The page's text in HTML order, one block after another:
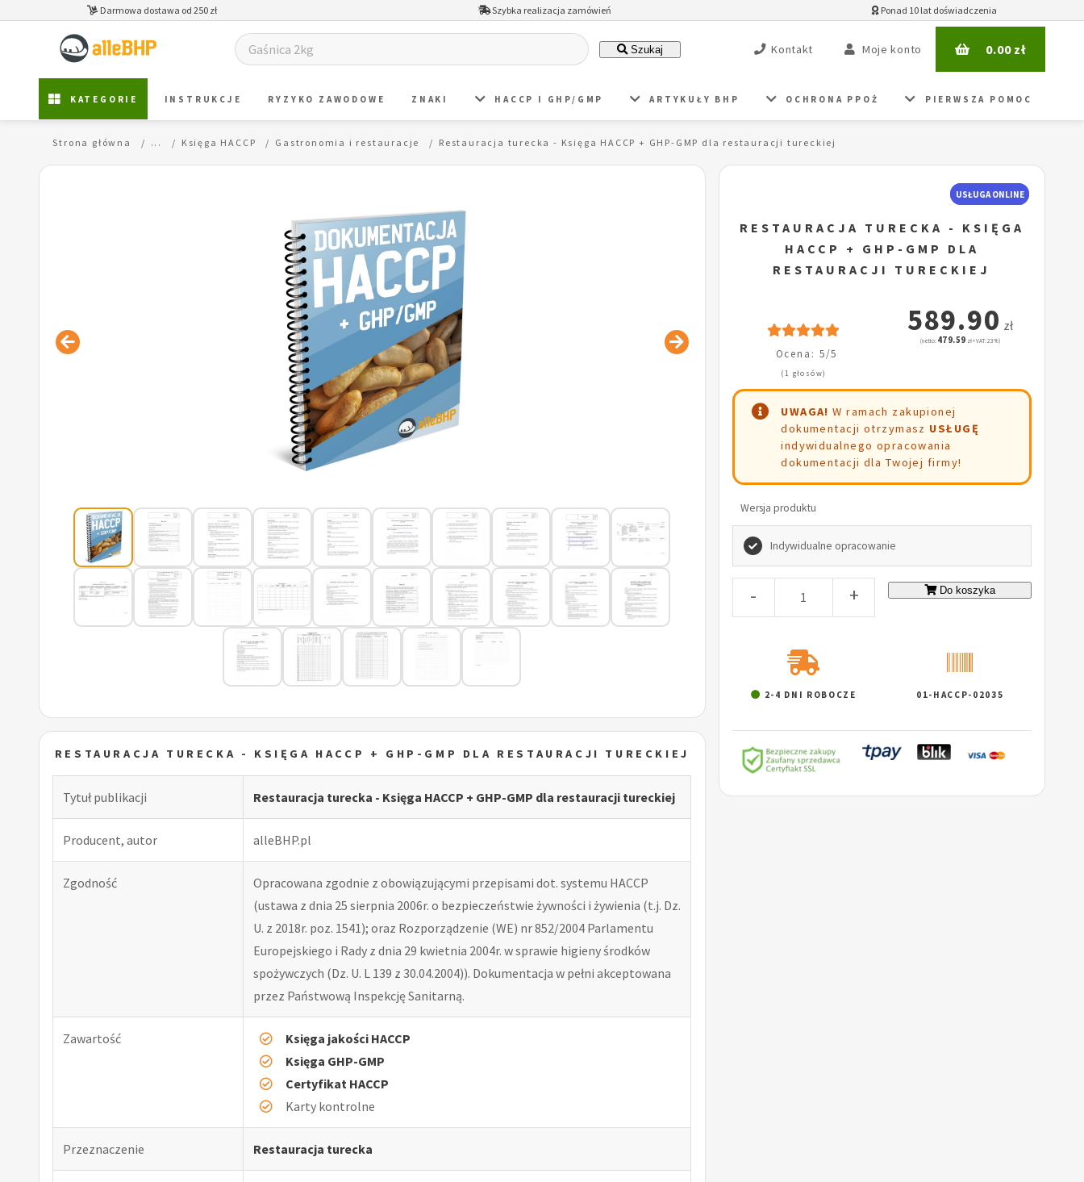
Darmowa dostawa od 250 zł Szybka realizacja zamówień Ponad 10 lat doświadczenia
Szukaj Kontakt Moje konto 0.00zł
KATEGORIE INSTRUKCJE RYZYKO ZAWODOWE ZNAKI HACCP I GHP/GMP ARTYKUŁY BHP OCHRONA PPOŻ PIERWSZA POMOC
Strona główna ... Księga HACCP Gastronomia i restauracje Restauracja turecka - Księga HACCP + GHP-GMP dla restauracji tureckiej
RESTAURACJA TURECKA - KSIĘGA HACCP + GHP-GMP DLA RESTAURACJI TURECKIEJ
Tytuł publikacji Restauracja turecka - Księga HACCP + GHP-GMP dla restauracji tureckiej
Producent, autor alleBHP.pl
Zgodność
Opracowana zgodnie z obowiązującymi przepisami dot. systemu HACCP
(ustawa z dnia 25 sierpnia 2006r. o bezpieczeństwie żywności i żywienia (t.j. Dz.
U. z 2018r. poz. 1541); oraz Rozporządzenie (WE) nr 852/2004 Parlamentu
Europejskiego i Rady z dnia 29 kwietnia 2004r. w sprawie higieny środków
spożywczych (Dz. U. L 139 z 30.04.2004)). Dokumentacja w pełni akceptowana
przez Państwową Inspekcję Sanitarną.
Zawartość
Księga jakości HACCP
Księga GHP-GMP
Certyfikat HACCP
Karty kontrolne
Przeznaczenie Restauracja turecka
USŁUGA ONLINE
RESTAURACJA TURECKA - KSIĘGA
HACCP + GHP-GMP DLA
RESTAURACJI TURECKIEJ
Ocena: 5/5
(1 głosów)
589.90 zł
(netto: 479.59 zł + VAT: 23%)
UWAGA! W ramach zakupionej
dokumentacji otrzymasz USŁUGĘ
indywidualnego opracowania
dokumentacji dla Twojej firmy!
Wersja produktu
Indywidualne opracowanie
- + Do koszyka
2-4 DNI ROBOCZE 01-HACCP-02035